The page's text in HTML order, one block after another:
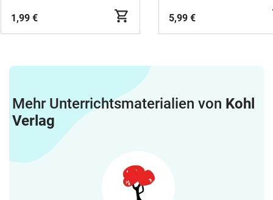
1,99 € 5,99 €
Mehr Unterrichtsmaterialien von Kohl
Verlag